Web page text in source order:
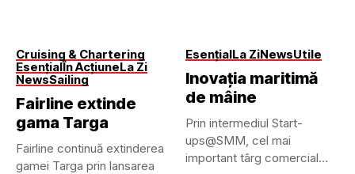
Cruising & Chartering
EsențialÎn AcțiuneLa Zi
NewsSailing
Fairline extinde
gama Targa
Fairline continuă extinderea
gamei Targa prin lansarea
EsențialLa ZiNewsUtile
Inovația maritimă
de mâine
Prin intermediul Start-
ups@SMM, cel mai
important târg comercial